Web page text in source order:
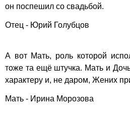
он поспешил со свадьбой.
Отец - Юрий Голубцов
А вот Мать, роль которой
тоже та ещё штучка. Мать и
характеру и, не даром, Жених
Мать - Ирина Морозова